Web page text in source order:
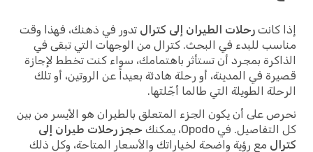
إذا كانت رحلات الطيران إلى كترال تدور في ذهنك، فهذا وقت
مناسب للبدء في البحث. كترال من الوجهات التي تبقى في
الذاكرة بمجرد أن تستأثر باهتمامك، سواء كنت تخطط لإجازة
قصيرة في المدينة، أو رحلة هادئة بعيداً عن الروتين، أو تلك
الرحلة الطويلة التي طالما أجّلتها.
نحرص على أن يكون الجزء المتعلق بالطيران هو الأيسر من بين
كل التفاصيل. في Opodo، يمكنك
حجز رحلات طيران إلى
كترال مع رؤية واضحة لخياراتك والأسعار المتاحة، وكل ذلك